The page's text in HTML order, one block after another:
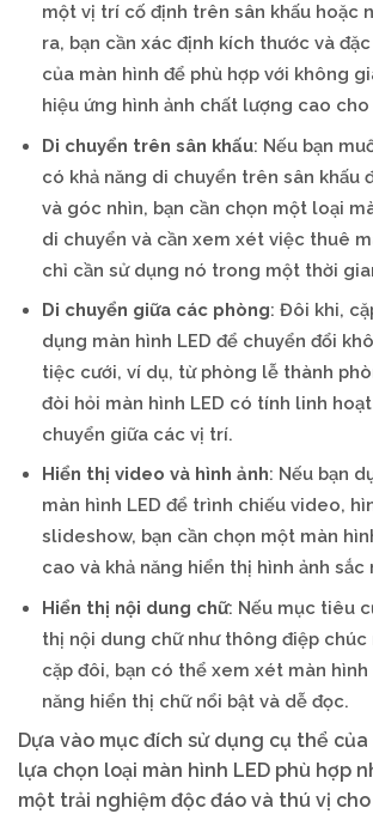
một vị trí cố định trên sân khấu hoặc
ra, bạn cần xác định kích thước và
của màn hình để phù hợp với không
hiệu ứng hình ảnh chất lượng cao cho
Di chuyển trên sân khấu: Nếu bạn
có khả năng di chuyển trên sân khấu
và góc nhìn, bạn cần chọn một loại
di chuyển và cần xem xét việc thuê
chỉ cần sử dụng nó trong một thời
Di chuyển giữa các phòng: Đôi khi,
dụng màn hình LED để chuyển đổi
tiệc cưới, ví dụ, từ phòng lễ thành
đòi hỏi màn hình LED có tính linh
chuyển giữa các vị trí.
Hiển thị video và hình ảnh: Nếu bạn
màn hình LED để trình chiếu video,
slideshow, bạn cần chọn một màn
cao và khả năng hiển thị hình ảnh sắc
Hiển thị nội dung chữ: Nếu mục tiêu
thị nội dung chữ như thông điệp
cặp đôi, bạn có thể xem xét màn hình
năng hiển thị chữ nổi bật và dễ đọc.
Dựa vào mục đích sử dụng cụ thể
lựa chọn loại màn hình LED phù hợp
một trải nghiệm độc đáo và thú vị